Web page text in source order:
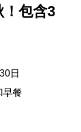
！包含3
日
早餐